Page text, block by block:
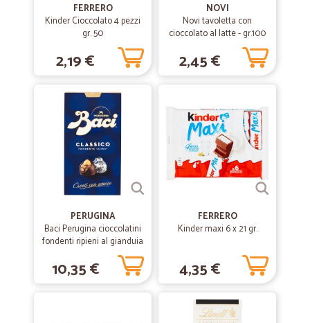
FERRERO
Kinder Cioccolato 4 pezzi
gr. 50
2,19 €
NOVI
Novi tavoletta con
cioccolato al latte - gr.100
2,45 €
PERUGINA
Baci Perugina cioccolatini
fondenti ripieni al gianduia
e nocciola intera gr.200
10,35 €
FERRERO
Kinder maxi 6 x 21 gr.
4,35 €